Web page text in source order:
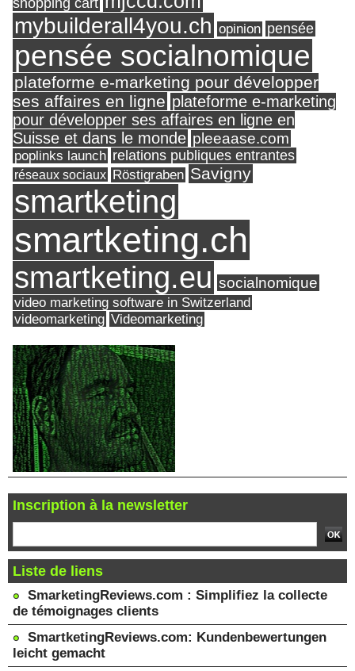
shopping cart
mybuilderall4you.ch opinion pensée
pensée socialnomique
plateforme e-marketing pour développer
ses affaires en ligne plateforme e-marketing
pour développer ses affaires en ligne en
Suisse et dans le monde pleeaase.com
poplinks launch relations publiques entrantes
réseaux sociaux Röstigraben Savigny
smartketing
smartketing.ch
smartketing.eu socialnomique
video marketing software in Switzerland
videomarketing Videomarketing
Inscription à la newsletter
Liste de liens
SmarketingReviews.com : Simplifiez la collecte
de témoignages clients
SmartketingReviews.com: Kundenbewertungen
leicht gemacht